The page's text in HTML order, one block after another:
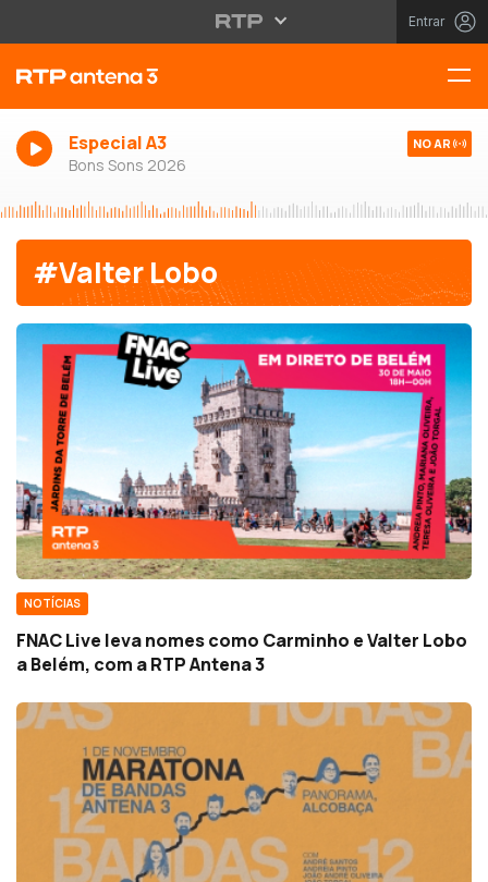
Entrar
Especial A3
Bons Sons 2026
NO AR
#Valter Lobo
NOTÍCIAS
FNAC Live leva nomes como Carminho e Valter Lobo
a Belém, com a RTP Antena 3